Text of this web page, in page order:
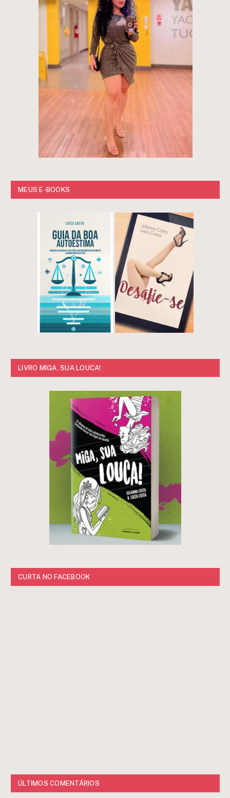
MEUS E-BOOKS
LIVRO MIGA, SUA LOUCA!
CURTA NO FACEBOOK
ÚLTIMOS COMENTÁRIOS